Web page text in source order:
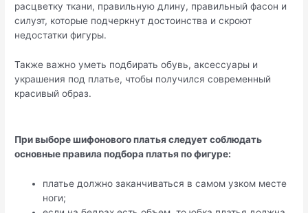
расцветку ткани, правильную длину, правильный фасон и
силуэт, которые подчеркнут достоинства и скроют
недостатки фигуры.
Также важно уметь подбирать обувь, аксессуары и
украшения под платье, чтобы получился современный
красивый образ.
При выборе шифонового платья следует соблюдать
основные правила подбора платья по фигуре:
платье должно заканчиваться в самом узком месте
ноги;